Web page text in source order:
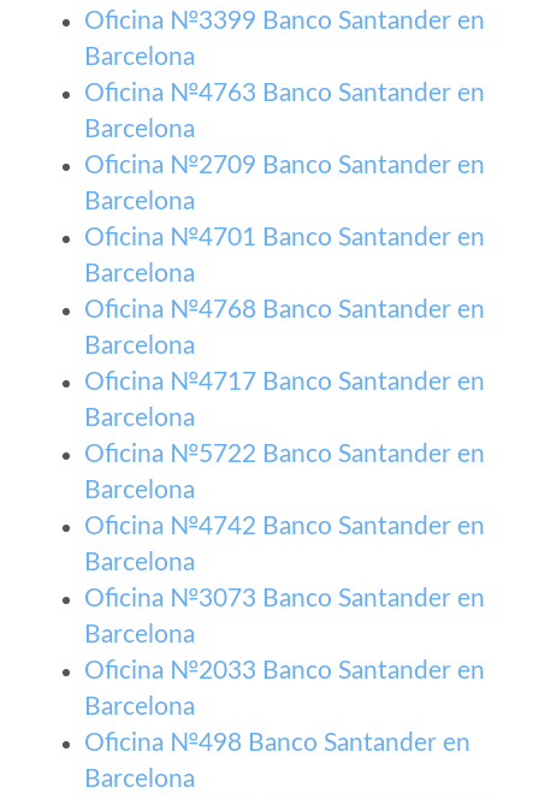
Oficina №3399 Banco Santander en
Barcelona
Oficina №4763 Banco Santander en
Barcelona
Oficina №2709 Banco Santander en
Barcelona
Oficina №4701 Banco Santander en
Barcelona
Oficina №4768 Banco Santander en
Barcelona
Oficina №4717 Banco Santander en
Barcelona
Oficina №5722 Banco Santander en
Barcelona
Oficina №4742 Banco Santander en
Barcelona
Oficina №3073 Banco Santander en
Barcelona
Oficina №2033 Banco Santander en
Barcelona
Oficina №498 Banco Santander en
Barcelona